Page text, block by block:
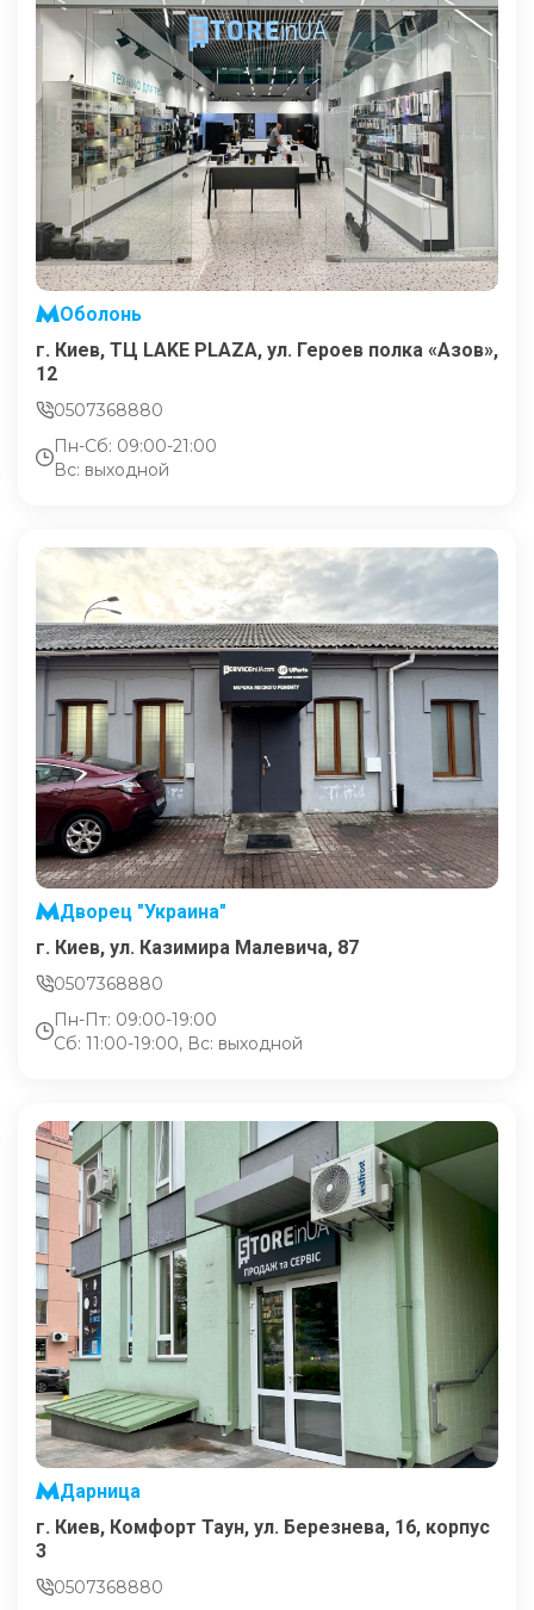
Оболонь
г. Киев, ТЦ LAKE PLAZA, ул. Героев полка «Азов»,
12
0507368880
Пн-Сб: 09:00-21:00
Вс: выходной
Дворец "Украина"
г. Киев, ул. Казимира Малевича, 87
0507368880
Пн-Пт: 09:00-19:00
Сб: 11:00-19:00, Вс: выходной
Дарница
г. Киев, Комфорт Таун, ул. Березнева, 16, корпус
3
0507368880